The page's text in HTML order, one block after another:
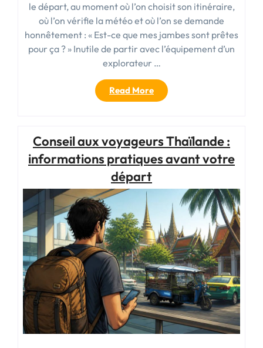
le départ, au moment où l’on choisit son itinéraire,
où l’on vérifie la météo et où l’on se demande
honnêtement : « Est-ce que mes jambes sont prêtes
pour ça ? » Inutile de partir avec l’équipement d’un
explorateur …
Read More« Comment
faire
:
conseils
et
indispensables »
Conseil aux voyageurs Thaïlande :
informations pratiques avant votre
départ